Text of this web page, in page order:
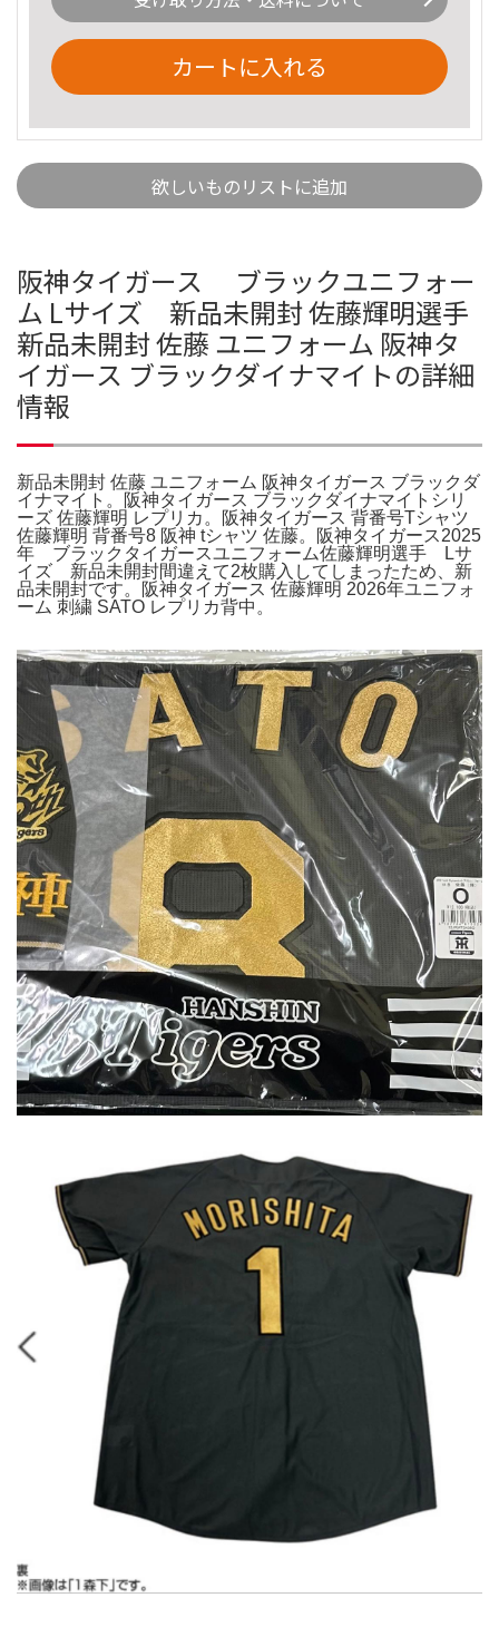
カートに入れる
欲しいものリストに追加
阪神タイガース ブラックユニフォー
ム Lサイズ 新品未開封 佐藤輝明選手
新品未開封 佐藤 ユニフォーム 阪神タ
イガース ブラックダイナマイトの詳細
情報
新品未開封 佐藤 ユニフォーム 阪神タイガース ブラックダ
イナマイト。阪神タイガース ブラックダイナマイトシリ
ーズ 佐藤輝明 レプリカ。阪神タイガース 背番号Tシャツ
佐藤輝明 背番号8 阪神 tシャツ 佐藤。阪神タイガース2025
年 ブラックタイガースユニフォーム佐藤輝明選手 Lサ
イズ 新品未開封間違えて2枚購入してしまったため、新
品未開封です。阪神タイガース 佐藤輝明 2026年ユニフォ
ーム 刺繍 SATO レプリカ背中。